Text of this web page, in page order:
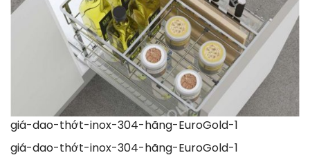
giá-dao-thớt-inox-304-hãng-EuroGold-1
giá-dao-thớt-inox-304-hãng-EuroGold-1